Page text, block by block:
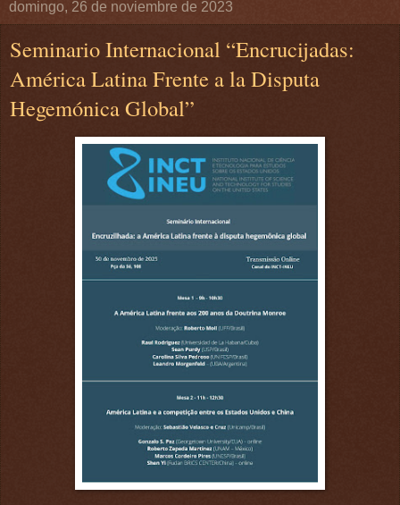
domingo, 26 de noviembre de 2023
Seminario Internacional “Encrucijadas:
América Latina Frente a la Disputa
Hegemónica Global”